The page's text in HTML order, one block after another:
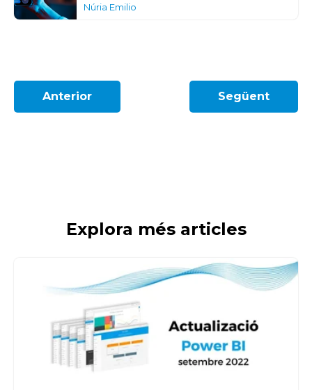
Núria Emilio
Anterior Següent
Explora més articles